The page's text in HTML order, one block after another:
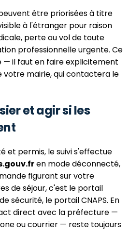
être priorisées à titre
à l'étranger pour raison
perte ou vol de toute
professionnelle urgente. Ce
— il faut en faire explicitement
votre mairie, qui contactera le
et agir si les
et permis, le suivi s'effectue
en mode déconnecté,
figurant sur votre
de séjour, c'est le portail
sécurité, le portail CNAPS. En
direct avec la préfecture —
ou courrier — reste toujours